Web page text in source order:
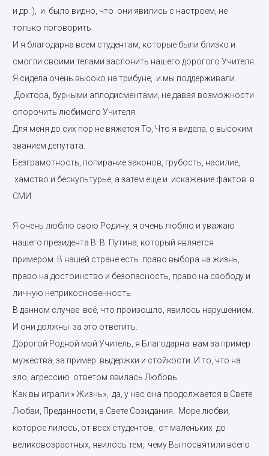
и др. ), и было видно, что они явились с настроем, не
только поговорить.
И я благодарна всем студентам, которые были близко и
смогли своими телами заслонить нашего дорогого Учителя.
Я сидела очень высоко на трибуне, и мы поддерживали
Доктора, бурными аплодисментами, не давая возможности
опорочить любимого Учителя.
Для меня до сих пор не вяжется То, Что я видела, с высоким
званием депутата.
Безграмотность, попирание законов, грубость, насилие,
хамство и бескультурье, а затем ещё и искажение фактов в
СМИ.
Я очень люблю свою Родину, я очень люблю и уважаю
нашего президента В. В. Путина, который является
примером. В нашей стране есть право выбора на жизнь,
право на достоинство и безопасность, право на свободу и
личную неприкосновенность.
В данном случае всё, что произошло, явилось нарушением.
И они должны за это ответить.
Дорогой Родной мой Учитель, я Благодарна вам за пример
мужества, за пример выдержки и стойкости. И то, что на
зло, агрессию ответом явилась Любовь.
Как вы играли » Жизнь», да, у нас она продолжается в Свете
Любви, Преданности, в Свете Созидания. Море любви,
которое лилось, от всех студентов, от маленьких до
великовозрастных, явилось тем, чему Вы посвятили всего